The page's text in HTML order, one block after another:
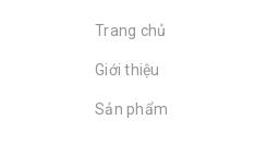
Trang chủ
Giới thiệu
Sản phẩm